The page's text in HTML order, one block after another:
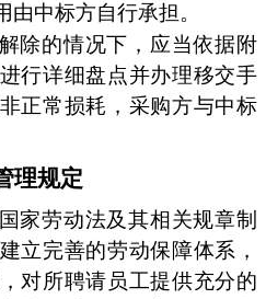
中标方自行承担。
除的情况下，应当依据附
行详细盘点并办理移交手
正常损耗，采购方与中标
理规定
家劳动法及其相关规章制
立完善的劳动保障体系，
对所聘请员工提供充分的